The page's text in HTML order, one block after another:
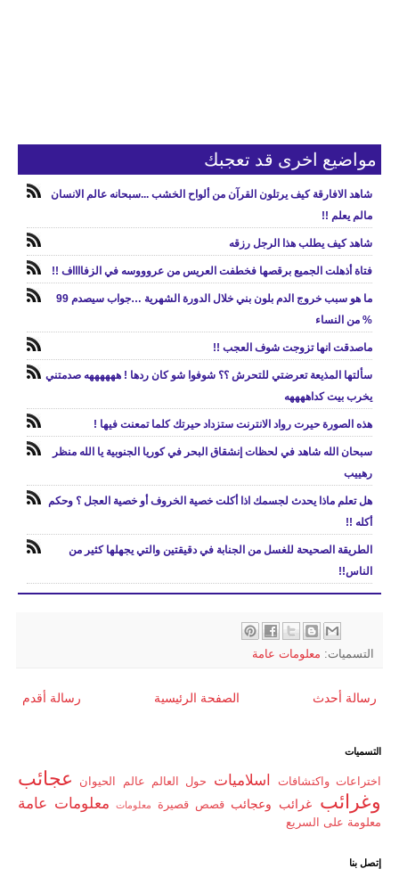
مواضيع اخرى قد تعجبك
شاهد الافارقة كيف يرتلون القرآن من ألواح الخشب ...سبحانه عالم الانسان
مالم يعلم !!
شاهد كيف يطلب هذا الرجل رزقه
فتاة أذهلت الجميع برقصها فخطفت العريس من عروووسه في الزفااااف !!
ما هو سبب خروج الدم بلون بني خلال الدورة الشهرية …جواب سيصدم 99
% من النساء
ماصدقت انها تزوجت شوف العجب !!
سألتها المذيعة تعرضتي للتحرش ؟؟ شوفوا شو كان ردها ! ههههههه صدمتني
يخرب بيت كداههههه
هذه الصورة حيرت رواد الانترنت ستزداد حيرتك كلما تمعنت فيها !
سبحان الله شاهد في لحظات إنشقاق البحر في كوريا الجنوبية يا الله منظر
رهييب
هل تعلم ماذا يحدث لجسمك اذا أكلت خصية الخروف أو خصية العجل ؟ وحكم
أكله !!
الطريقة الصحيحة للغسل من الجنابة في دقيقتين والتي يجهلها كثير من
الناس!!
التسميات: معلومات عامة
رسالة أحدث رسالة أقدم الصفحة الرئيسية
التسميات
اختراعات واكتشافات اسلاميات حول العالم عالم الحيوان
عجائب
وغرائب
غرائب وعجائب قصص قصيرة معلومات معلومات عامة
معلومة على السريع
إتصل بنا